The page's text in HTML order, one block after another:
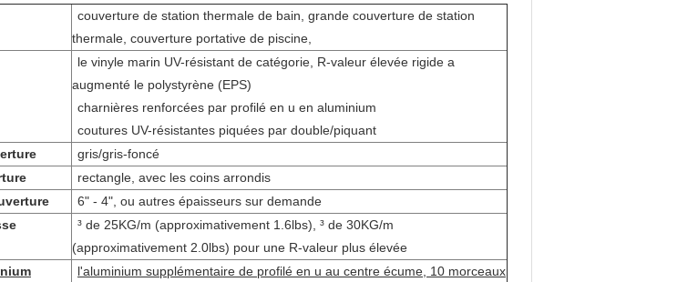
couverture de station thermale de bain, grande couverture de station
thermale, couverture portative de piscine,
le vinyle marin UV-résistant de catégorie, R-valeur élevée rigide a
augmenté le polystyrène (EPS)
charnières renforcées par profilé en u en aluminium
coutures UV-résistantes piquées par double/piquant
gris/gris-foncé
rectangle, avec les coins arrondis
6" - 4", ou autres épaisseurs sur demande
³ de 25KG/m (approximativement 1.6lbs), ³ de 30KG/m
(approximativement 2.0lbs) pour une R-valeur plus élevée
l'aluminium supplémentaire de profilé en u au centre écume, 10 morceaux